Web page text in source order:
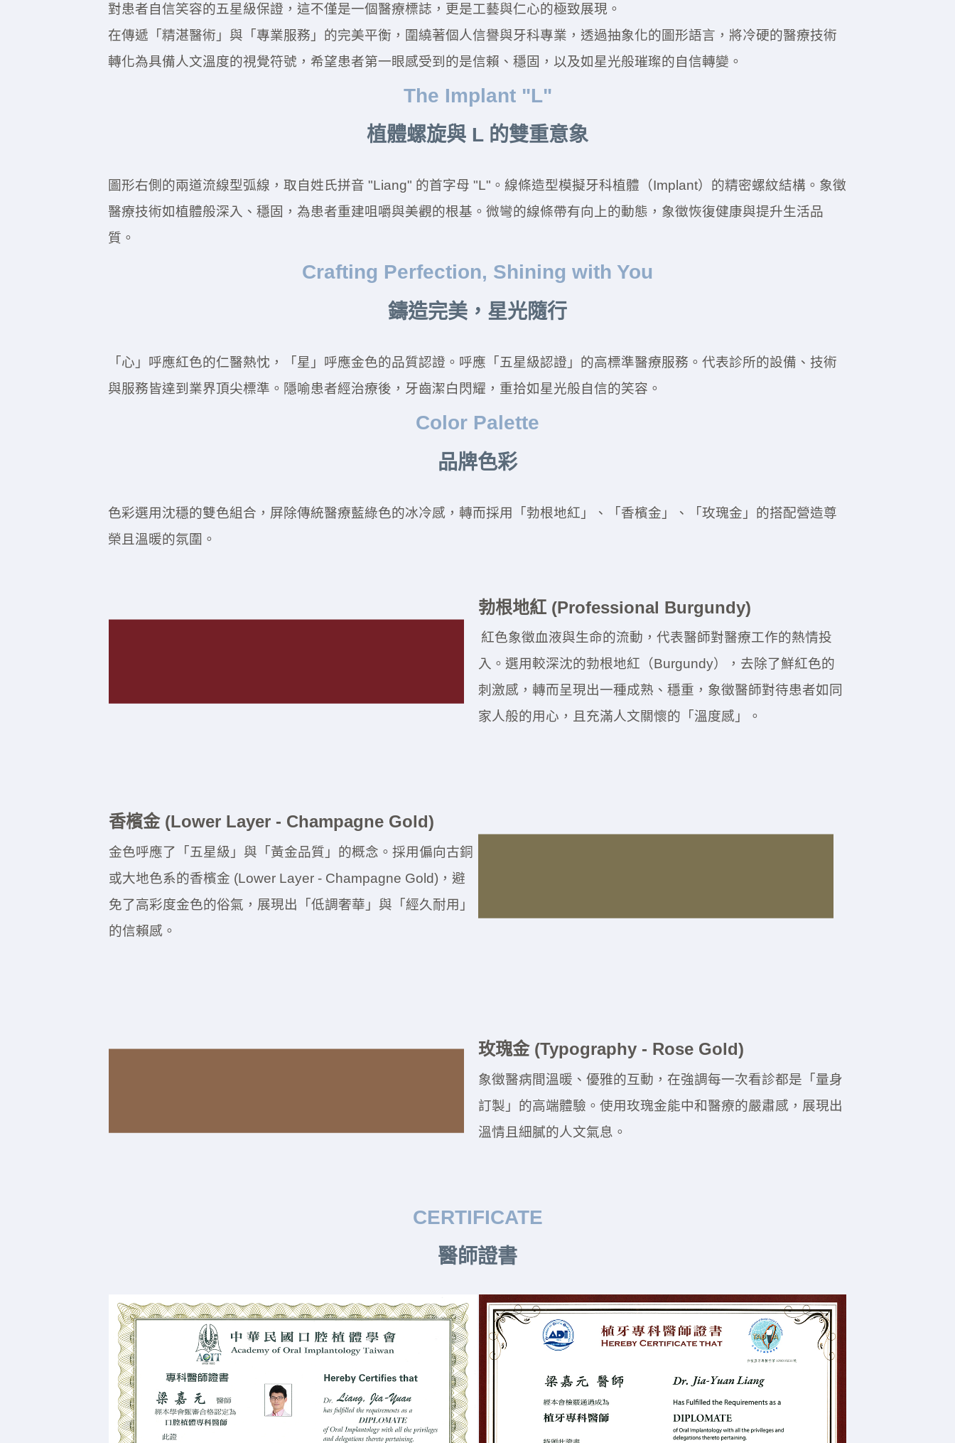
對患者自信笑容的五星級保證，這不僅是一個醫療標誌，更是工藝與仁心的極致展現。
在傳遞「精湛醫術」與「專業服務」的完美平衡，圍繞著個人信譽與牙科專業，透過抽象化的圖形語言，將冷硬的醫療技術
轉化為具備人文溫度的視覺符號，希望患者第一眼感受到的是信賴、穩固，以及如星光般璀璨的自信轉變。
The Implant "L"
植體螺旋與 L 的雙重意象
圖形右側的兩道流線型弧線，取自姓氏拼音 "Liang" 的首字母 "L"。線條造型模擬牙科植體（Implant）的精密螺紋結構。象徵
醫療技術如植體般深入、穩固，為患者重建咀嚼與美觀的根基。微彎的線條帶有向上的動態，象徵恢復健康與提升生活品
質。
Crafting Perfection, Shining with You
鑄造完美，星光隨行
「心」呼應紅色的仁醫熱忱，「星」呼應金色的品質認證。呼應「五星級認證」的高標準醫療服務。代表診所的設備、技術
與服務皆達到業界頂尖標準。隱喻患者經治療後，牙齒潔白閃耀，重拾如星光般自信的笑容。
Color Palette
品牌色彩
色彩選用沈穩的雙色組合，屏除傳統醫療藍綠色的冰冷感，轉而採用「勃根地紅」、「香檳金」、「玫瑰金」的搭配營造尊
榮且溫暖的氛圍。
勃根地紅 (Professional Burgundy)
紅色象徵血液與生命的流動，代表醫師對醫療工作的熱情投
入。選用較深沈的勃根地紅（Burgundy），去除了鮮紅色的
刺激感，轉而呈現出一種成熟、穩重，象徵醫師對待患者如同
家人般的用心，且充滿人文關懷的「溫度感」。
香檳金 (Lower Layer - Champagne Gold)
金色呼應了「五星級」與「黃金品質」的概念。採用偏向古銅
或大地色系的香檳金 (Lower Layer - Champagne Gold)，避
免了高彩度金色的俗氣，展現出「低調奢華」與「經久耐用」
的信賴感。
玫瑰金 (Typography - Rose Gold)
象徵醫病間溫暖、優雅的互動，在強調每一次看診都是「量身
訂製」的高端體驗。使用玫瑰金能中和醫療的嚴肅感，展現出
溫情且細膩的人文氣息。
CERTIFICATE
醫師證書